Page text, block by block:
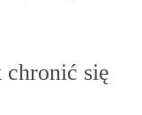
się